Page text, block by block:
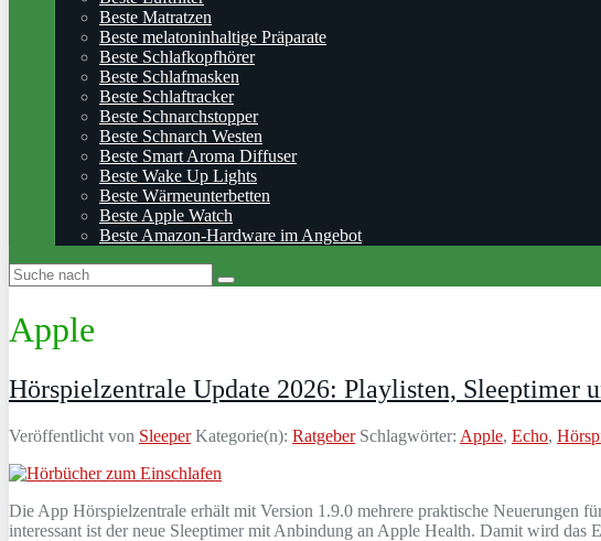
Beste Matratzen
Beste melatoninhaltige Präparate
Beste Schlafkopfhörer
Beste Schlafmasken
Beste Schlaftracker
Beste Schnarchstopper
Beste Schnarch Westen
Beste Smart Aroma Diffuser
Beste Wake Up Lights
Beste Wärmeunterbetten
Beste Apple Watch
Beste Amazon-Hardware im Angebot
Apple
Hörspielzentrale Update 2026: Playlisten, Sleeptimer
Veröffentlicht von Sleeper Kategorie(n): RatgeberSchlagwörter: Apple, Echo,
Die App Hörspielzentrale erhält mit Version 1.9.0 mehrere praktische Neuerungen
interessant ist der neue Sleeptimer mit Anbindung an Apple Health. Damit wird